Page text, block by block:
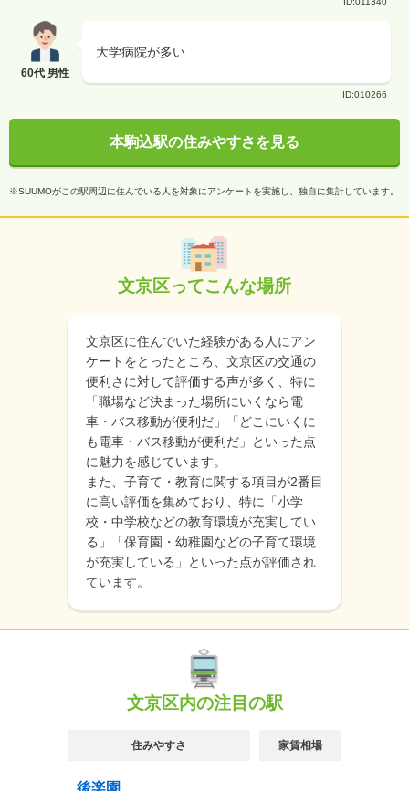
60代 男性
大学病院が多い
ID:010266
本駒込駅の住みやすさを見る
※SUUMOがこの駅周辺に住んでいる人を対象にアンケートを実施し、独自に集計しています。
文京区ってこんな場所
文京区に住んでいた経験がある人にアン
ケートをとったところ、文京区の交通の
便利さに対して評価する声が多く、特に
「職場など決まった場所にいくなら電
車・バス移動が便利だ」「どこにいくに
も電車・バス移動が便利だ」といった点
に魅力を感じています。
また、子育て・教育に関する項目が2番目
に高い評価を集めており、特に「小学
校・中学校などの教育環境が充実してい
る」「保育園・幼稚園などの子育て環境
が充実している」といった点が評価され
ています。
文京区内の注目の駅
住みやすさ 家賃相場
後楽園